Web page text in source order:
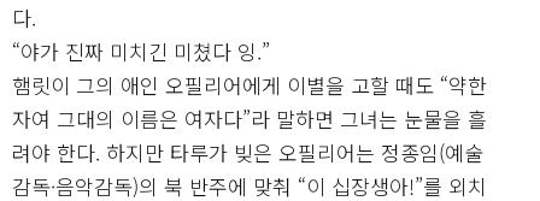
다.
“야가 진짜 미치긴 미쳤다 잉.”
햄릿이 그의 애인 오필리어에게 이별을 고할 때도 “약한
자여 그대의 이름은 여자다”라 말하면 그녀는 눈물을 흘
려야 한다. 하지만 타루가 빚은 오필리어는 정종임(예술
감독·음악감독)의 북 반주에 맞춰 “이 십장생아!”를 외치